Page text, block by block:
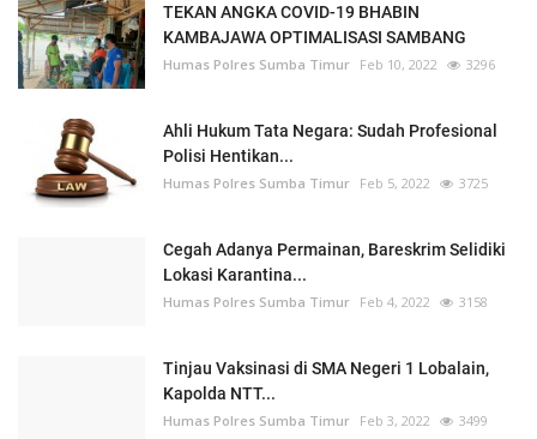
TEKAN ANGKA COVID-19 BHABIN
KAMBAJAWA OPTIMALISASI SAMBANG
Humas Polres Sumba Timur Feb 10, 2022 3296
Ahli Hukum Tata Negara: Sudah Profesional
Polisi Hentikan...
Humas Polres Sumba Timur Feb 5, 2022 3725
Cegah Adanya Permainan, Bareskrim Selidiki
Lokasi Karantina...
Humas Polres Sumba Timur Feb 4, 2022 3158
Tinjau Vaksinasi di SMA Negeri 1 Lobalain,
Kapolda NTT...
Humas Polres Sumba Timur Feb 3, 2022 3499